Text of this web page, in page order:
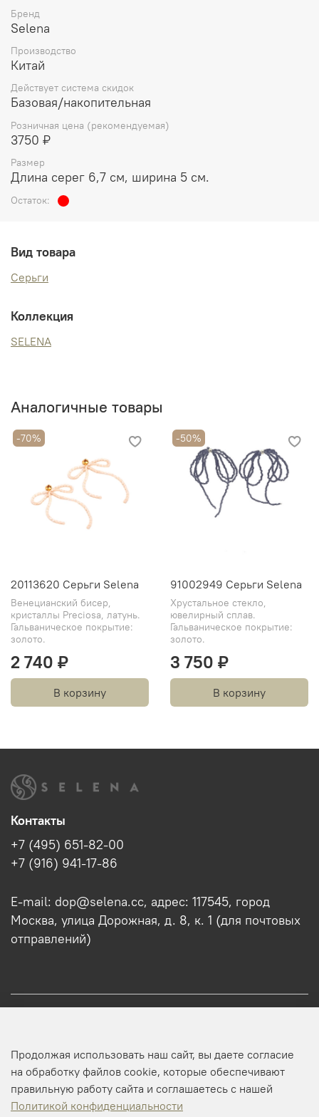
Бренд
Selena
Производство
Китай
Действует система скидок
Базовая/накопительная
Розничная цена (рекомендуемая)
3750 ₽
Размер
Длина серег 6,7 см, ширина 5 см.
Остаток:
Вид товара
Серьги
Коллекция
SELENA
Аналогичные товары
-70%
20113620 Серьги Selena
Венецианский бисер,
кристаллы Preciosa, латунь.
Гальваническое покрытие:
золото.
2 740 ₽
В корзину
-50%
91002949 Серьги Selena
Хрустальное стекло,
ювелирный сплав.
Гальваническое покрытие:
золото.
3 750 ₽
В корзину
Оптовикам
Профиль
Контакты
+7 (495) 651-82-00
+7 (916) 941-17-86
E-mail: dop@selena.cc, адрес: 117545, город
Москва, улица Дорожная, д. 8, к. 1 (для почтовых
отправлений)
Продолжая использовать наш сайт, вы даете согласие
на обработку файлов cookie, которые обеспечивают
правильную работу сайта и соглашаетесь с нашей
Политикой конфиденциальности